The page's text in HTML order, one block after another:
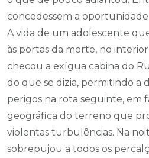
concedessem a
A vida de um adolescente
às portas da morte, no interior
checou a exígua cabina do
do que se dizia, permitindo a
perigos na rota seguinte, em
geográfica do terreno que
violentas turbulências. Na
sobrepujou a todos os